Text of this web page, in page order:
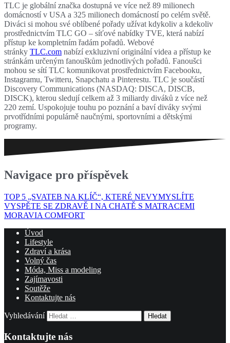
TLC je globální značka dostupná ve více než 89 milionech
domácností v USA a 325 milionech domácností po celém světě.
Diváci si mohou své oblíbené pořady užívat kdykoliv a kdekoliv
prostřednictvím TLC GO – síťové nabídky TVE, která nabízí
přístup ke kompletním řadám pořadů. Webové
stránky TLC.com nabízí exkluzivní originální videa a přístup ke
stránkám určeným fanouškům jednotlivých pořadů. Fanoušci
mohou se sítí TLC komunikovat prostřednictvím Facebooku,
Instagramu, Twitteru, Snapchatu a Pinterestu. TLC je součástí
Discovery Communications (NASDAQ: DISCA, DISCB,
DISCK), kterou sledují celkem až 3 miliardy diváků z více než
220 zemí. Uspokojuje touhu po poznání a baví diváky svými
prvotřídními populárně naučnými, sportovními a dětskými
programy.
Navigace pro příspěvek
TOP 5 „SVATEB NA KLÍČ“, KTERÉ NEVYMYSLÍTE
VYSPĚTE SE ZDRAVĚ I NA CHATĚ S MATRACEMI
MORAVIA COMFORT
Úvod
Lifestyle
Zdraví a krása
Volný čas
Móda, Miss a modeling
Zajímavosti
Soutěže
Kontaktujte nás
Vyhledávání
Kontaktujte nás